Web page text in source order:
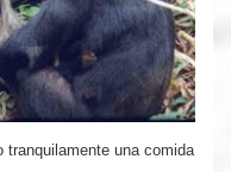
tranquilamente una comida